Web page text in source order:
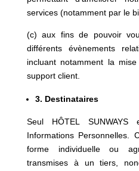
services (notamment par le
(c) aux fins de pouvoir
différents évènements
incluant notamment la
support client.
3. Destinataires
Seul HÔTEL
Informations Personnelles.
forme individuelle ou
transmises à un tiers,